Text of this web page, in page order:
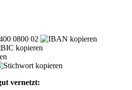
0800 02
vernetzt: